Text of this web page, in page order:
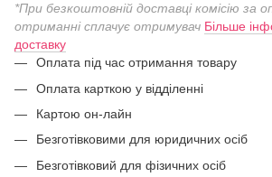
*При безкоштовній доставці комісію за
отриманні сплачує отримувач Більше
доставку
Оплата під час отримання товару
Оплата карткою у відділенні
Картою он-лайн
Безготівковими для юридичних осіб
Безготівковий для фізичних осіб